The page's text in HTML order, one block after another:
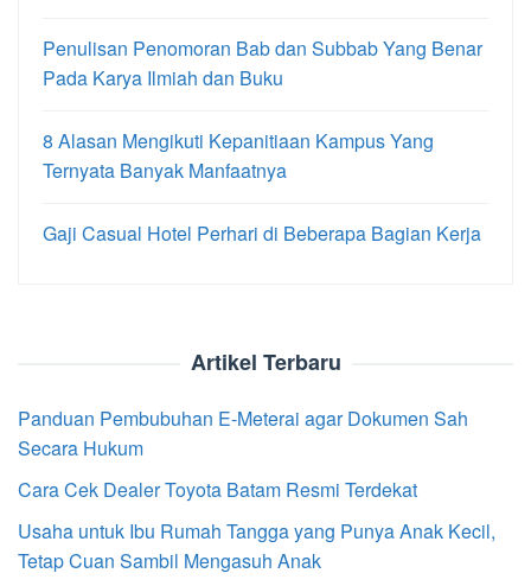
Penulisan Penomoran Bab dan Subbab Yang Benar
Pada Karya Ilmiah dan Buku
8 Alasan Mengikuti Kepanitiaan Kampus Yang
Ternyata Banyak Manfaatnya
Gaji Casual Hotel Perhari di Beberapa Bagian Kerja
Artikel Terbaru
Panduan Pembubuhan E-Meterai agar Dokumen Sah
Secara Hukum
Cara Cek Dealer Toyota Batam Resmi Terdekat
Usaha untuk Ibu Rumah Tangga yang Punya Anak Kecil,
Tetap Cuan Sambil Mengasuh Anak